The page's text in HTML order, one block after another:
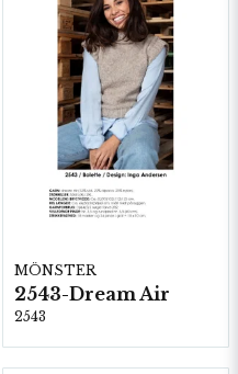
MÖNSTER
2543-Dream Air
2543